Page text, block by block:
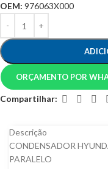
OEM: 976063X000
ORÇAMENTO POR
Compartilhar:
Descrição
CONDENSADOR
PARALELO